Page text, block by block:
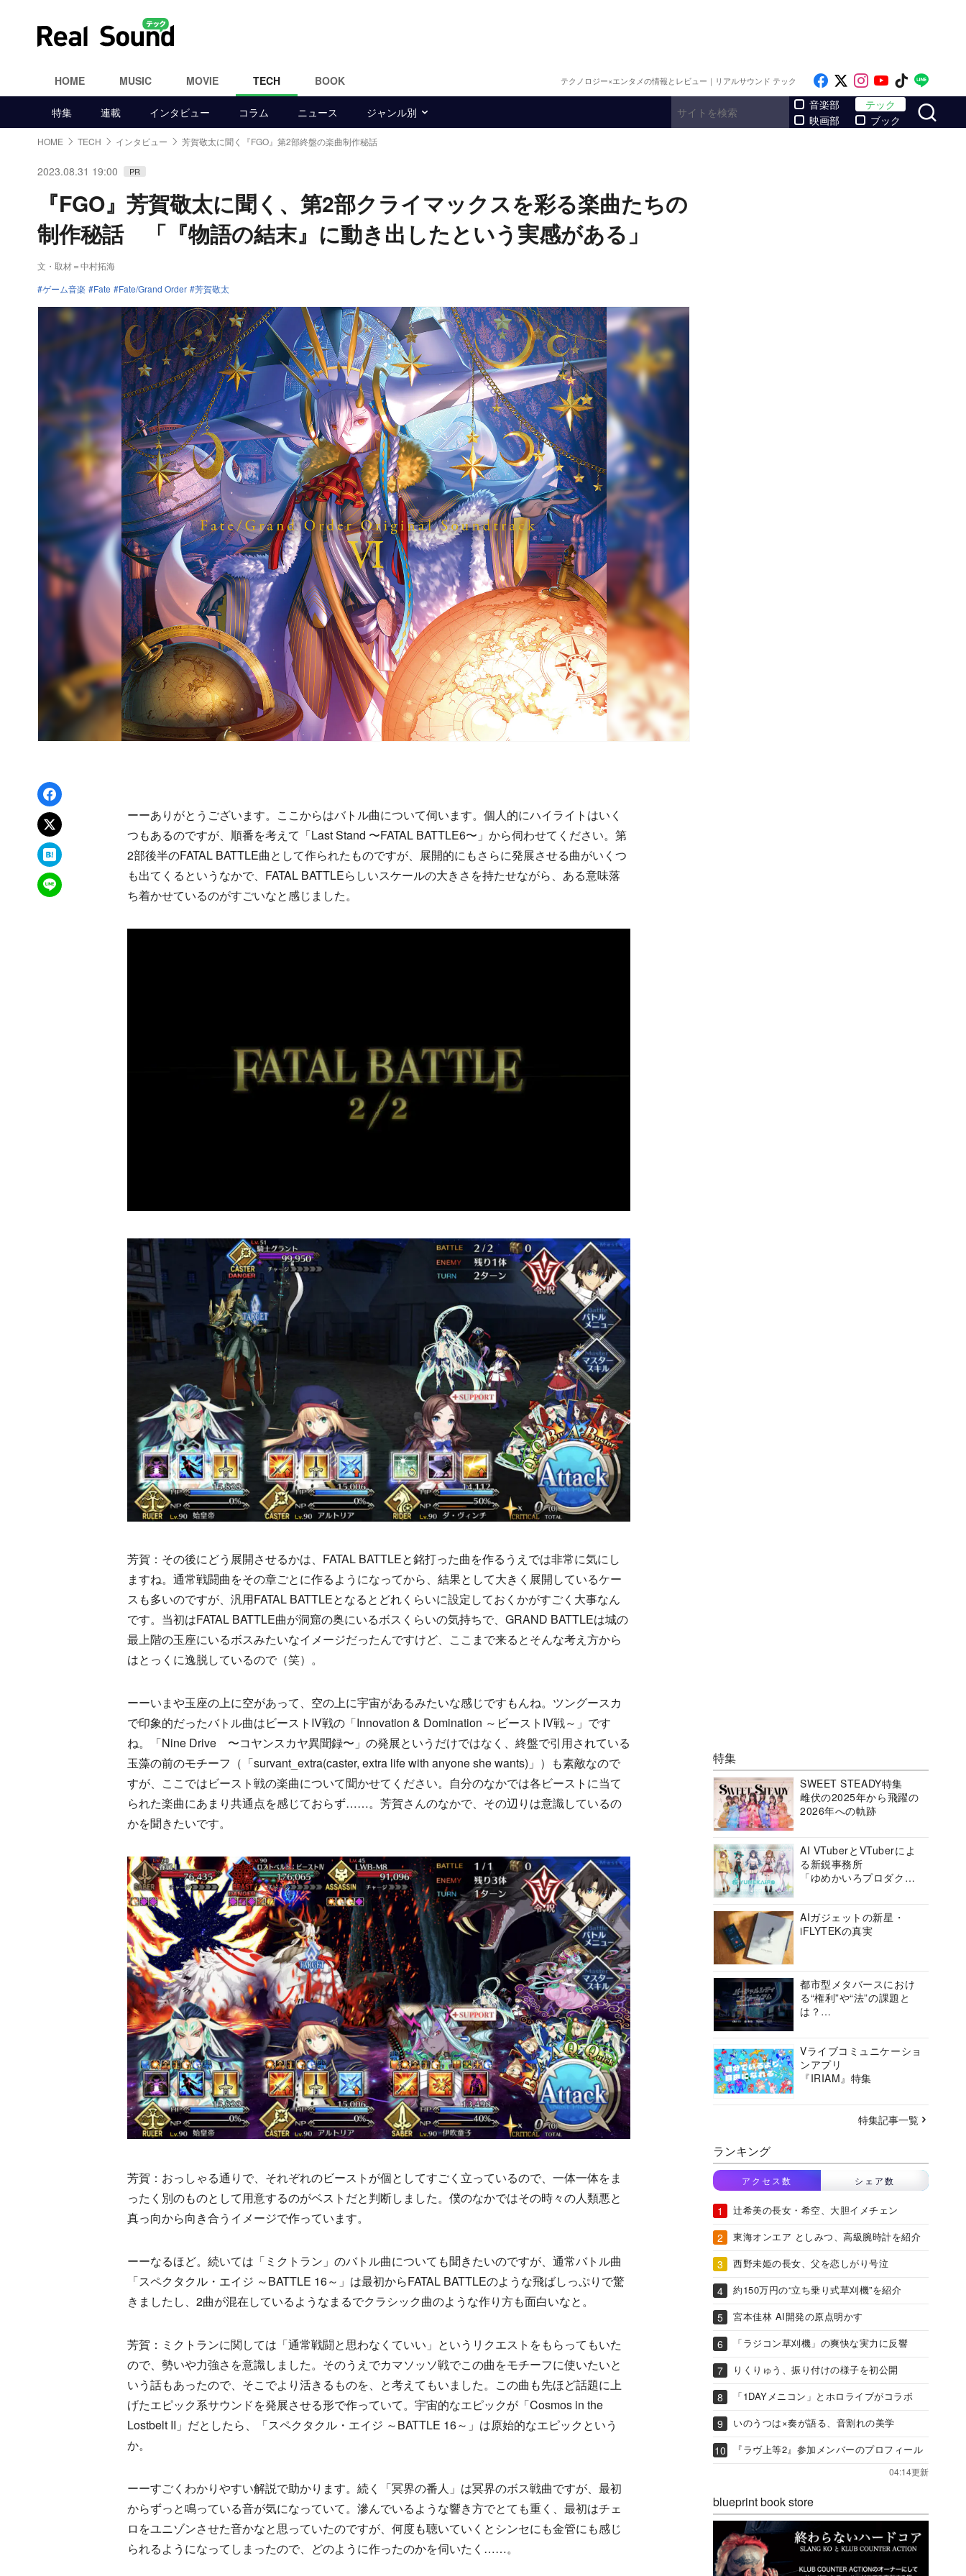
HOME MUSIC MOVIE TECH BOOK テクノロジー×エンタメの情報とレビュー｜リアルサウンド テック Like on Facebook
Follow on x
Follow on
Follow on
Follow
特集 連載 インタビュー コラム ニュース ジャンル別
音楽部
映画部
テック
ブック
HOME TECH インタビュー 芳賀敬太に聞く『FGO』第2部終盤の楽曲制作秘話
2023.08.31 19:00 PR
『FGO』芳賀敬太に聞く、第2部クライマックスを彩る楽曲たちの
制作秘話 「『物語の結末』に動き出したという実感がある」
文・取材＝中村拓海
ゲーム音楽
Fate Fate/Grand Order 芳賀敬太
Facebookでシェア
xでポスト
はてなブックマーク
LINEで送る
ーーありがとうございます。ここからはバトル曲について伺います。個人的にハイライトはいく
つもあるのですが、順番を考えて「Last Stand 〜FATAL BATTLE6〜」から伺わせてください。第
2部後半のFATAL BATTLE曲として作られたものですが、展開的にもさらに発展させる曲がいくつ
も出てくるというなかで、FATAL BATTLEらしいスケールの大きさを持たせながら、ある意味落
ち着かせているのがすごいなと感じました。
芳賀：その後にどう展開させるかは、FATAL BATTLEと銘打った曲を作るうえでは非常に気にし
ますね。通常戦闘曲をその章ごとに作るようになってから、結果として大きく展開しているケー
スも多いのですが、汎用FATAL BATTLEとなるとどれくらいに設定しておくかがすごく大事なん
です。当初はFATAL BATTLE曲が洞窟の奥にいるボスくらいの気持ちで、GRAND BATTLEは城の
最上階の玉座にいるボスみたいなイメージだったんですけど、ここまで来るとそんな考え方から
はとっくに逸脱しているので（笑）。
ーーいまや玉座の上に空があって、空の上に宇宙があるみたいな感じですもんね。ツングースカ
で印象的だったバトル曲はビーストⅣ戦の「Innovation & Domination ～ビーストⅣ戦～」です
ね。「Nine Drive 〜コヤンスカヤ異聞録〜」の発展というだけではなく、終盤で引用されている
玉藻の前のモチーフ（「survant_extra(caster, extra life with anyone she wants)」）も素敵なので
すが、ここではビースト戦の楽曲について聞かせてください。自分のなかでは各ビーストに当て
られた楽曲にあまり共通点を感じておらず……。芳賀さんのなかで、その辺りは意識しているの
かを聞きたいです。
芳賀：おっしゃる通りで、それぞれのビーストが個としてすごく立っているので、一体一体をま
ったく別のものとして用意するのがベストだと判断しました。僕のなかではその時々の人類悪と
真っ向から向き合うイメージで作っています。
ーーなるほど。続いては「ミクトラン」のバトル曲についても聞きたいのですが、通常バトル曲
「スペクタクル・エイジ ～BATTLE 16～」は最初からFATAL BATTLEのような飛ばしっぷりで驚
きましたし、2曲が混在しているようなまるでクラシック曲のような作り方も面白いなと。
芳賀：ミクトランに関しては「通常戦闘と思わなくていい」というリクエストをもらってもいた
ので、勢いや力強さを意識しました。そのうえでカマソッソ戦でこの曲をモチーフに使いたいと
いう話もあったので、そこでより活きるものを、と考えてもいました。この曲も先ほど話題に上
げたエピック系サウンドを発展させる形で作っていて。宇宙的なエピックが「Cosmos in the
Lostbelt II」だとしたら、「スペクタクル・エイジ ～BATTLE 16～」は原始的なエピックという
か。
ーーすごくわかりやすい解説で助かります。続く「冥界の番人」は冥界のボス戦曲ですが、最初
からずっと鳴っている音が気になっていて。滲んでいるような響き方でとても重く、最初はチェ
ロをユニゾンさせた音かなと思っていたのですが、何度も聴いていくとシンセにも金管にも感じ
られるようになってしまったので、どのように作ったのかを伺いたく……。
特集
SWEET STEADY特集
雌伏の2025年から飛躍の
2026年への軌跡
AI VTuberとVTuberによ
る新鋭事務所
「ゆめかいろプロダクシ
AIガジェットの新星・
iFLYTEKの真実
都市型メタバースにおけ
る“権利”や“法”の課題と
は？
ーシアムの挑戦に迫る
Vライブコミュニケーショ
ンアプリ
『IRIAM』特集
特集記事一覧
ランキング
アクセス数 シェア数
辻希美の長女・希空、大胆イメチェン
東海オンエア としみつ、高級腕時計を紹介
西野未姫の長女、父を恋しがり号泣
約150万円の“立ち乗り式草刈機”を紹介
宮本佳林 AI開発の原点明かす
「ラジコン草刈機」の爽快な実力に反響
りくりゅう、振り付けの様子を初公開
「1DAYメニコン」とホロライブがコラボ
いのうつは×奏が語る、音割れの美学
『ラヴ上等2』参加メンバーのプロフィール
04:14更新
blueprint book store